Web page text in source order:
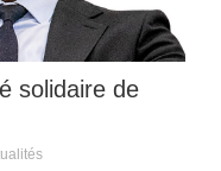
solidaire de